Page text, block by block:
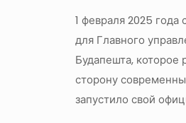
1 февраля 2025
для Главного
Будапешта, которое
сторону
запустило свой